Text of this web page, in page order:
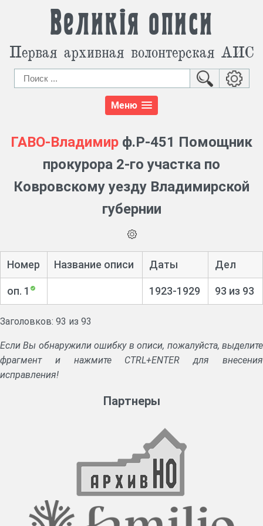
Великія описи
Первая архивная волонтерская АИС
Меню
ГАВО-Владимир ф.Р-451 Помощник
прокурора 2-го участка по
Ковровскому уезду Владимирской
губернии
Номер Название описи Даты Дел
оп. 1 1923-1929 93 из 93
Заголовков: 93 из 93
Если Вы обнаружили ошибку в описи, пожалуйста, выделите
фрагмент и нажмите CTRL+ENTER для внесения
исправления!
Партнеры